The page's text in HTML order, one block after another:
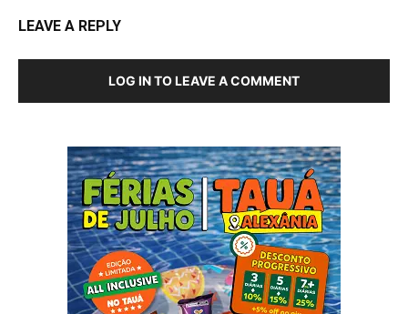
LEAVE A REPLY
LOG IN TO LEAVE A COMMENT